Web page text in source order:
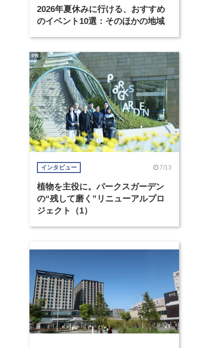
2026年夏休みに行ける、おすすめ
のイベント10選：そのほかの地域
インタビュー 7/13
植物を主役に。パークスガーデン
の“残して磨く”リニューアルプロ
ジェクト（1）
PR